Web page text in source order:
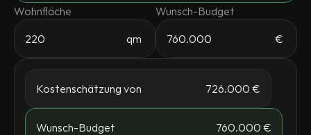
Wohnfläche
qm
Wunsch-Budget
€
Kostenschätzung von 726.000 €
Wunsch-Budget 760.000 €